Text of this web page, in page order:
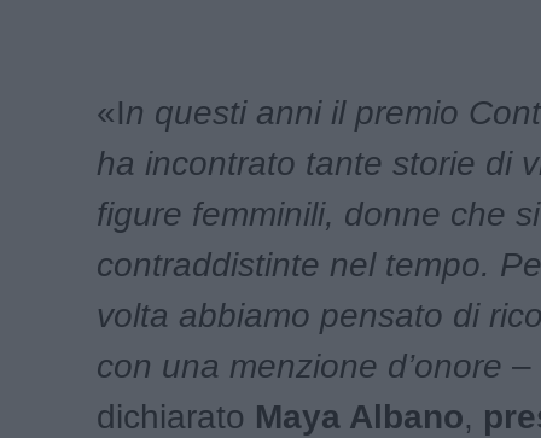
«In questi anni il premio
ha incontrato tante storie di
figure femminili, donne che
contraddistinte nel tempo.
volta abbiamo pensato di
con una menzione d’onore –
dichiarato Maya Albano,